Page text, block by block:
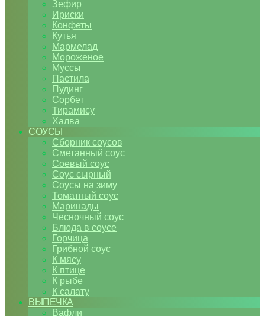
Зефир
Ириски
Конфеты
Кутья
Мармелад
Мороженое
Муссы
Пастила
Пудинг
Сорбет
Тирамису
Халва
СОУСЫ
Сборник соусов
Сметанный соус
Соевый соус
Соус сырный
Соусы на зиму
Томатный соус
Маринады
Чесночный соус
Блюда в соусе
Горчица
Грибной соус
К мясу
К птице
К рыбе
К салату
ВЫПЕЧКА
Вафли